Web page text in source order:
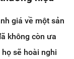
giá về một sản
không còn ưa
sẽ hoài nghi